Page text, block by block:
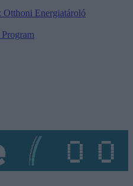
Otthoni Energiatároló